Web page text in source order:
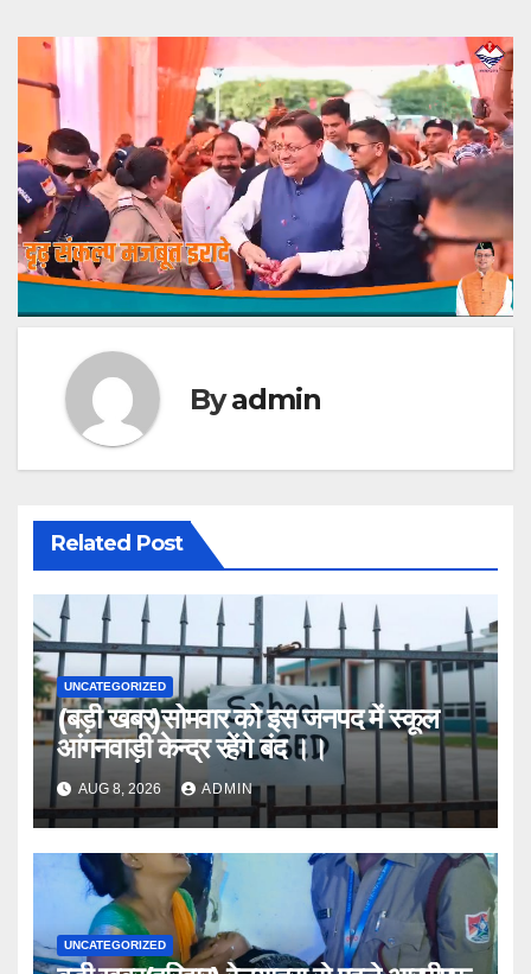
Byadmin
Related Post
UNCATEGORIZED
(बड़ी खबर)सोमवार को इस जनपद में स्कूल
आंगनवाड़ी केन्द्र रहेंगे बंद ।।
AUG 8, 2026 ADMIN
UNCATEGORIZED